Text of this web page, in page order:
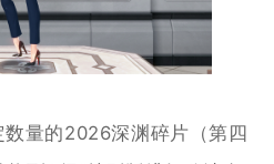
量的2026深渊碎片（第四